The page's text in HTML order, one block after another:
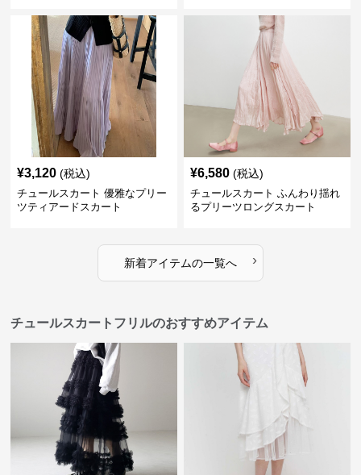
¥3,120 (税込)
チュールスカート 優雅なプリー
ツティアードスカート
¥6,580 (税込)
チュールスカート ふんわり揺れ
るプリーツロングスカート
新着アイテムの一覧へ ›
チュールスカートフリルのおすすめアイテム